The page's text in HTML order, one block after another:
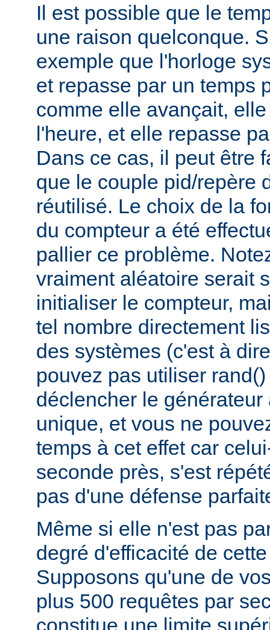
Il est possible que le
une raison quelconque.
exemple que l'horloge
et repasse par un temps
comme elle avançait,
l'heure, et elle repasse
Dans ce cas, il peut être
que le couple pid/repère
réutilisé. Le choix de la
du compteur a été
pallier ce problème.
vraiment aléatoire serait
initialiser le compteur,
tel nombre directement
des systèmes (c'est à
pouvez pas utiliser
déclencher le
unique, et vous ne
temps à cet effet car
seconde près, s'est
pas d'une défense
Même si elle n'est pas
degré d'efficacité de
Supposons qu'une de
plus 500 requêtes par
constitue une limite